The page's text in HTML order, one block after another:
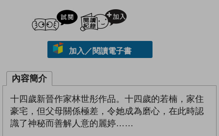
試閲
加入／閱讀電子書
內容簡介
十四歲新晉作家林世彤作品。十四歲的若楠，家住
豪宅，但父母關係極差，令她成為磨心，在此時認
識了神秘而善解人意的麗婷……